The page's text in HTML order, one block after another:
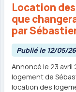
Location
que
par
Publié le 12/05/
Annoncé le 23 avril
logement de
location des